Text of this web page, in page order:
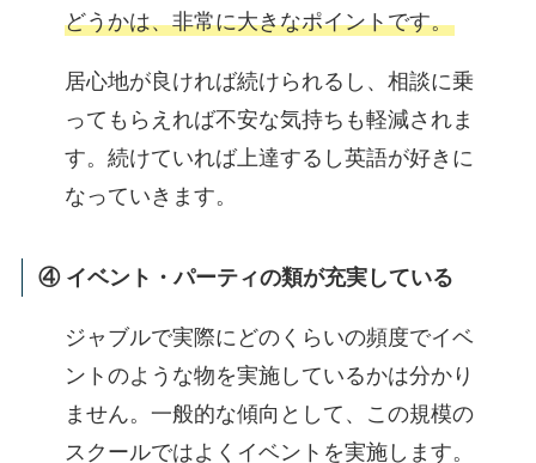
どうかは、非常に大きなポイントです。
居心地が良ければ続けられるし、相談に乗
ってもらえれば不安な気持ちも軽減されま
す。続けていれば上達するし英語が好きに
なっていきます。
④ イベント・パーティの類が充実している
ジャブルで実際にどのくらいの頻度でイベ
ントのような物を実施しているかは分かり
ません。一般的な傾向として、この規模の
スクールではよくイベントを実施します。